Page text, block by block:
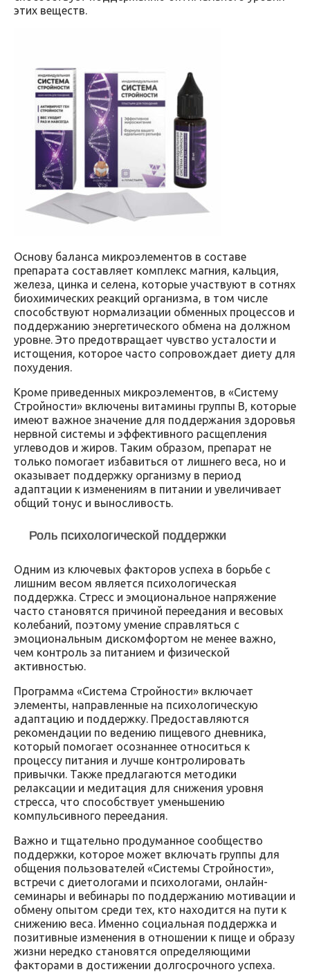
этих веществ.
Основу баланса микроэлементов в составе
препарата составляет комплекс магния, кальция,
железа, цинка и селена, которые участвуют в сотнях
биохимических реакций организма, в том числе
способствуют нормализации обменных процессов и
поддержанию энергетического обмена на должном
уровне. Это предотвращает чувство усталости и
истощения, которое часто сопровождает диету для
похудения.
Кроме приведенных микроэлементов, в «Систему
Стройности» включены витамины группы B, которые
имеют важное значение для поддержания здоровья
нервной системы и эффективного расщепления
углеводов и жиров. Таким образом, препарат не
только помогает избавиться от лишнего веса, но и
оказывает поддержку организму в период
адаптации к изменениям в питании и увеличивает
общий тонус и выносливость.
Роль психологической поддержки
Одним из ключевых факторов успеха в борьбе с
лишним весом является психологическая
поддержка. Стресс и эмоциональное напряжение
часто становятся причиной переедания и весовых
колебаний, поэтому умение справляться с
эмоциональным дискомфортом не менее важно,
чем контроль за питанием и физической
активностью.
Программа «Система Стройности» включает
элементы, направленные на психологическую
адаптацию и поддержку. Предоставляются
рекомендации по ведению пищевого дневника,
который помогает осознаннее относиться к
процессу питания и лучше контролировать
привычки. Также предлагаются методики
релаксации и медитация для снижения уровня
стресса, что способствует уменьшению
компульсивного переедания.
Важно и тщательно продуманное сообщество
поддержки, которое может включать группы для
общения пользователей «Системы Стройности»,
встречи с диетологами и психологами, онлайн-
семинары и вебинары по поддержанию мотивации и
обмену опытом среди тех, кто находится на пути к
снижению веса. Именно социальная поддержка и
позитивные изменения в отношении к пище и образу
жизни нередко становятся определяющими
факторами в достижении долгосрочного успеха.